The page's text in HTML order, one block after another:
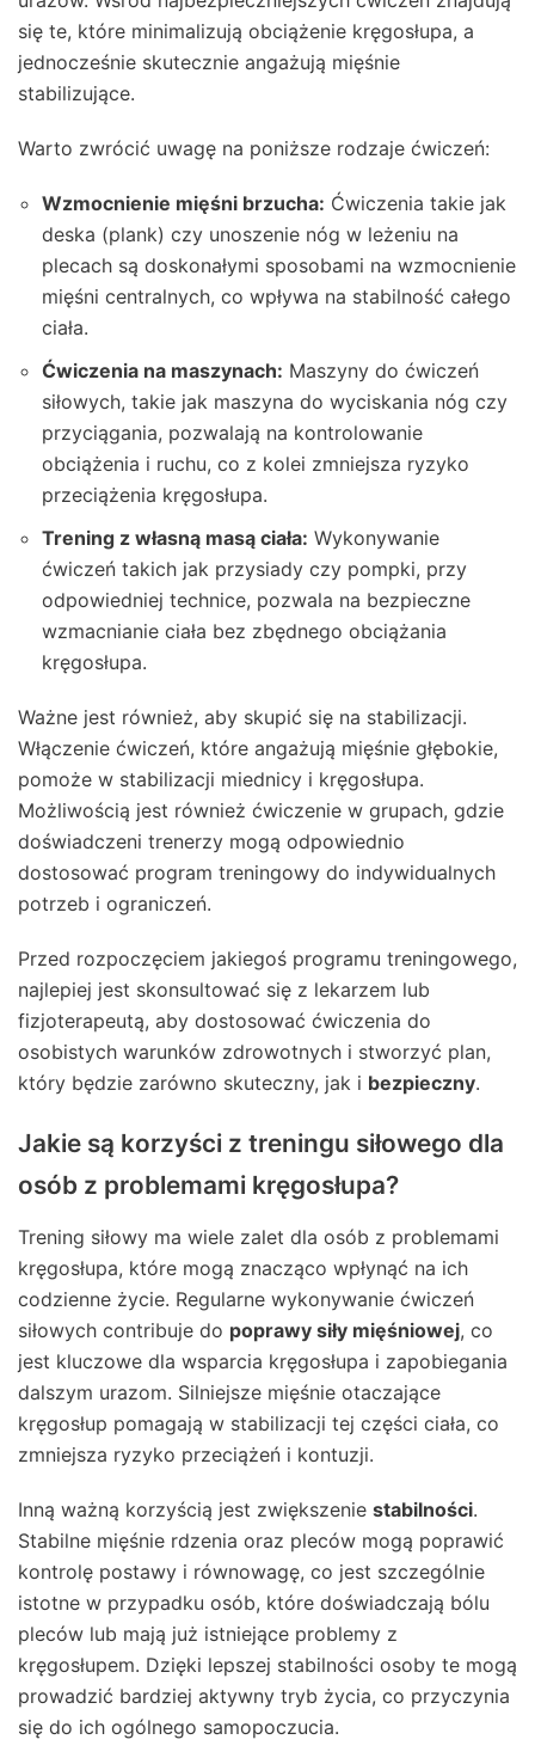
się te, które minimalizują obciążenie kręgosłupa, a
jednocześnie skutecznie angażują mięśnie
stabilizujące.
Warto zwrócić uwagę na poniższe rodzaje ćwiczeń:
Wzmocnienie mięśni brzucha: Ćwiczenia takie jak
deska (plank) czy unoszenie nóg w leżeniu na
plecach są doskonałymi sposobami na wzmocnienie
mięśni centralnych, co wpływa na stabilność całego
ciała.
Ćwiczenia na maszynach: Maszyny do ćwiczeń
siłowych, takie jak maszyna do wyciskania nóg czy
przyciągania, pozwalają na kontrolowanie
obciążenia i ruchu, co z kolei zmniejsza ryzyko
przeciążenia kręgosłupa.
Trening z własną masą ciała: Wykonywanie
ćwiczeń takich jak przysiady czy pompki, przy
odpowiedniej technice, pozwala na bezpieczne
wzmacnianie ciała bez zbędnego obciążania
kręgosłupa.
Ważne jest również, aby skupić się na stabilizacji.
Włączenie ćwiczeń, które angażują mięśnie głębokie,
pomoże w stabilizacji miednicy i kręgosłupa.
Możliwością jest również ćwiczenie w grupach, gdzie
doświadczeni trenerzy mogą odpowiednio
dostosować program treningowy do indywidualnych
potrzeb i ograniczeń.
Przed rozpoczęciem jakiegoś programu treningowego,
najlepiej jest skonsultować się z lekarzem lub
fizjoterapeutą, aby dostosować ćwiczenia do
osobistych warunków zdrowotnych i stworzyć plan,
który będzie zarówno skuteczny, jak i bezpieczny.
Jakie są korzyści z treningu siłowego dla
osób z problemami kręgosłupa?
Trening siłowy ma wiele zalet dla osób z problemami
kręgosłupa, które mogą znacząco wpłynąć na ich
codzienne życie. Regularne wykonywanie ćwiczeń
siłowych contribuje do poprawy siły mięśniowej, co
jest kluczowe dla wsparcia kręgosłupa i zapobiegania
dalszym urazom. Silniejsze mięśnie otaczające
kręgosłup pomagają w stabilizacji tej części ciała, co
zmniejsza ryzyko przeciążeń i kontuzji.
Inną ważną korzyścią jest zwiększenie stabilności.
Stabilne mięśnie rdzenia oraz pleców mogą poprawić
kontrolę postawy i równowagę, co jest szczególnie
istotne w przypadku osób, które doświadczają bólu
pleców lub mają już istniejące problemy z
kręgosłupem. Dzięki lepszej stabilności osoby te mogą
prowadzić bardziej aktywny tryb życia, co przyczynia
się do ich ogólnego samopoczucia.